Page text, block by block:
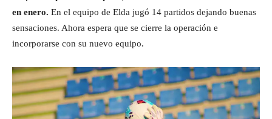
en enero. En el equipo de Elda jugó 14 partidos dejando buenas
sensaciones. Ahora espera que se cierre la operación e
incorporarse con su nuevo equipo.